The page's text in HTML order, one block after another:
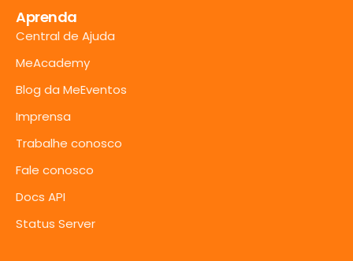
Aprenda
Central de Ajuda
MeAcademy
Blog da MeEventos
Imprensa
Trabalhe conosco
Fale conosco
Docs API
Status Server